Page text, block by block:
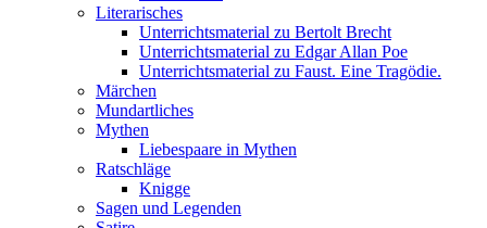
Literarisches
Unterrichtsmaterial zu Bertolt Brecht
Unterrichtsmaterial zu Edgar Allan Poe
Unterrichtsmaterial zu Faust. Eine Tragödie.
Märchen
Mundartliches
Mythen
Liebespaare in Mythen
Ratschläge
Knigge
Sagen und Legenden